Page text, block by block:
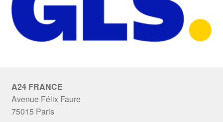
A24 FRANCE
Avenue Félix Faure
75015 Paris